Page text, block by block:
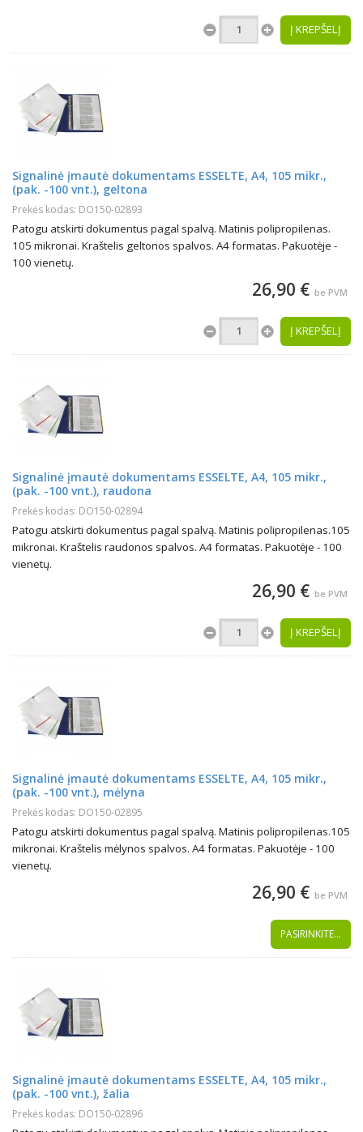
Į KREPŠELĮ
Signalinė įmautė dokumentams ESSELTE, A4, 105 mikr.,
(pak. -100 vnt.), geltona
Prekės kodas: DO150-02893
Patogu atskirti dokumentus pagal spalvą. Matinis polipropilenas.
105 mikronai. Kraštelis geltonos spalvos. A4 formatas. Pakuotėje -
100 vienetų.
26,90 € be PVM
Į KREPŠELĮ
Signalinė įmautė dokumentams ESSELTE, A4, 105 mikr.,
(pak. -100 vnt.), raudona
Prekės kodas: DO150-02894
Patogu atskirti dokumentus pagal spalvą. Matinis polipropilenas.105
mikronai. Kraštelis raudonos spalvos. A4 formatas. Pakuotėje - 100
vienetų.
26,90 € be PVM
Į KREPŠELĮ
Signalinė įmautė dokumentams ESSELTE, A4, 105 mikr.,
(pak. -100 vnt.), mėlyna
Prekės kodas: DO150-02895
Patogu atskirti dokumentus pagal spalvą. Matinis polipropilenas.105
mikronai. Kraštelis mėlynos spalvos. A4 formatas. Pakuotėje - 100
vienetų.
26,90 € be PVM
PASIRINKITE...
Signalinė įmautė dokumentams ESSELTE, A4, 105 mikr.,
(pak. -100 vnt.), žalia
Prekės kodas: DO150-02896